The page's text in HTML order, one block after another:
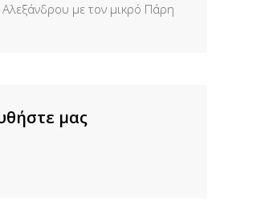
Αλεξάνδρου με τον μικρό Πάρη
μας